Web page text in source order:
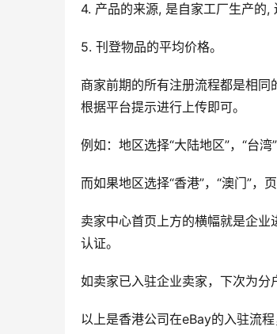
4. 产品的来源, 是自家工厂生产的,
5. 刊登物品的平均价格。
商家前期的所有注册流程都是相同
根据平台提示进行上传即可。
例如：地区选择“大陆地区”，“台
而如果地区选择“香港”，“澳门”，
卖家中心首页上方的横幅就是企
认证。
如卖家已入驻企业卖家，下次为分
以上是香港公司在eBay的入驻流程